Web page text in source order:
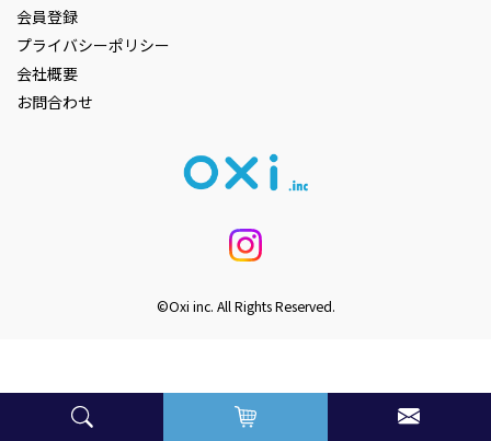
会員登録
プライバシーポリシー
会社概要
お問合わせ
©Oxi inc. All Rights Reserved.